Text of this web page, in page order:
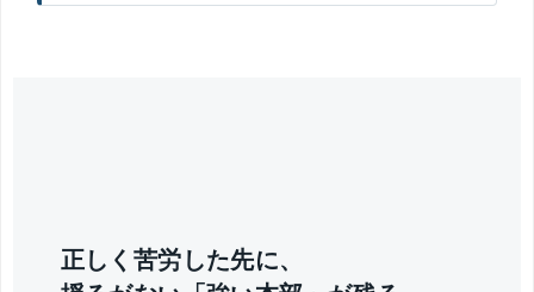
正しく苦労した先に、